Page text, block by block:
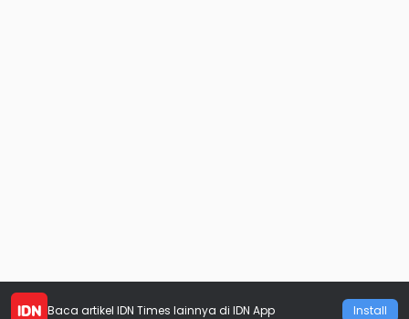
Baca artikel IDN Times lainnya di IDN App Install